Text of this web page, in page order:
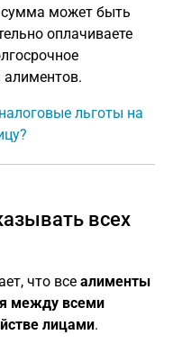
сумма может быть
оплачиваете
алиментов.
льготы на
всех
что все алименты
между всеми
лицами.